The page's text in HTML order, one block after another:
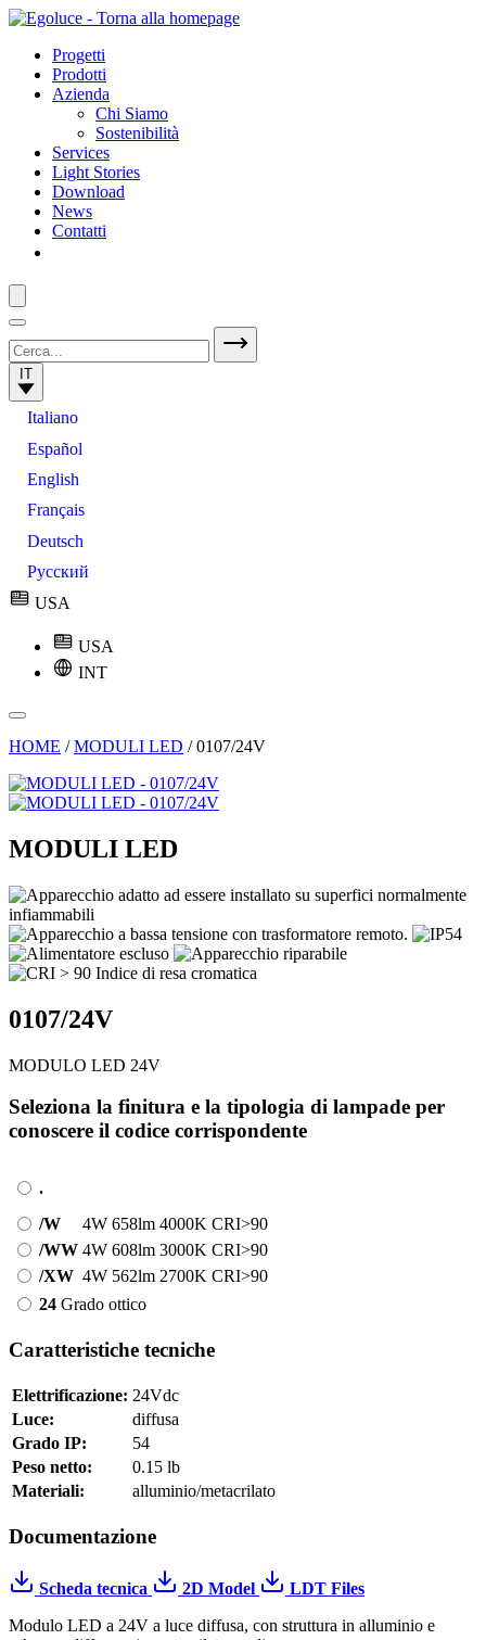
Progetti
Prodotti
Azienda
Chi Siamo
Sostenibilità
Services
Light Stories
Download
News
Contatti
IT
Italiano
Español
English
Français
Deutsch
Русский
USA
USA
INT
HOME / MODULI LED / 0107/24V
MODULI LED
0107/24V
MODULO LED 24V
Seleziona la finitura e la tipologia di lampade per
conoscere il codice corrispondente
.
/W
4W 658lm 4000K CRI>90
/WW 4W 608lm 3000K CRI>90
/XW 4W 562lm 2700K CRI>90
24 Grado ottico
Caratteristiche tecniche
Elettrificazione: 24Vdc
Luce:
diffusa
Grado IP:
54
Peso netto:
0.15 lb
Materiali:
alluminio/metacrilato
Documentazione
Scheda tecnica 2D Model
LDT Files
Modulo LED a 24V a luce diffusa, con struttura in alluminio e